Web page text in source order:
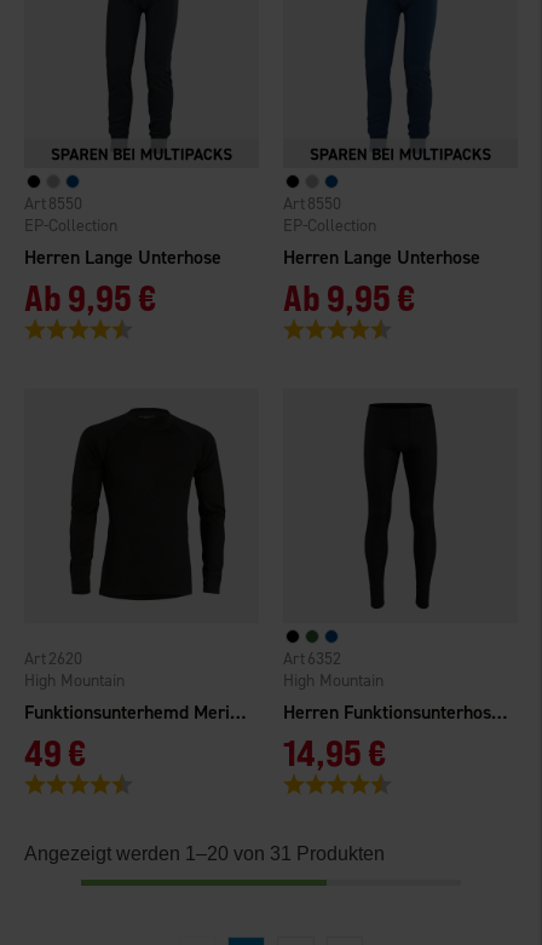
Herren Lange Unterhose
EP-Collection
8550
Ab9,95 €
Bewertung:
Herren Lange Unterhose
EP-Collection
8550
Ab9,95 €
Bewertung:
Funktionsunterhemd Merinowolle
High Mountain
2620
49 €
Bewertung:
Herren Funktionsunterhosen Norberg
High Mountain
6352
14,95 €
Bewertung:
Angezeigt werden 1–20 von 31 Produkten